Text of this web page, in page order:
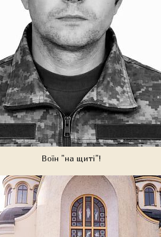
Воїн "на щиті"!